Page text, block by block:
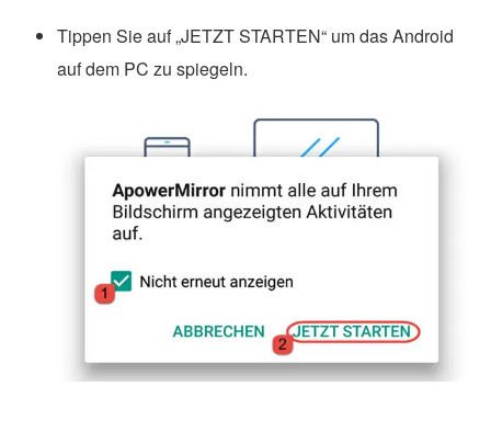
Tippen Sie auf „JETZT STARTEN“ um das Android
auf dem PC zu spiegeln.